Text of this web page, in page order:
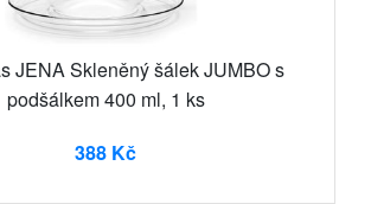
JENA Skleněný šálek JUMBO s
podšálkem 400 ml, 1 ks
388 Kč